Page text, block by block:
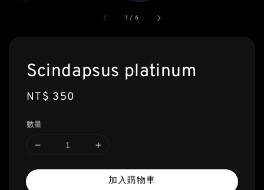
1 / 6
Scindapsus platinum
Regular
NT$ 350
數量
加入購物車